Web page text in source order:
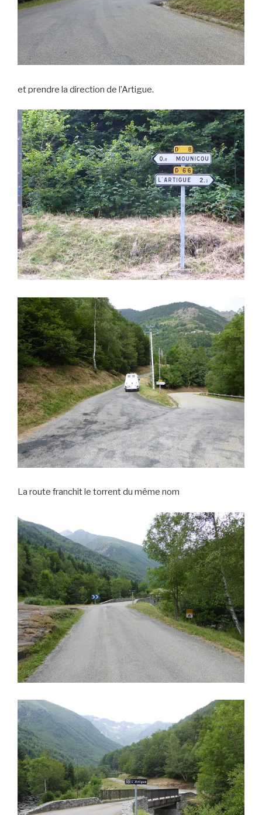
et prendre la direction de l’Artigue.
La route franchit le torrent du même nom